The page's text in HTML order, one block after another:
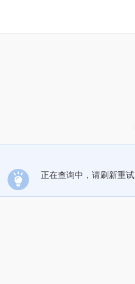
正在查询中，请刷新重试